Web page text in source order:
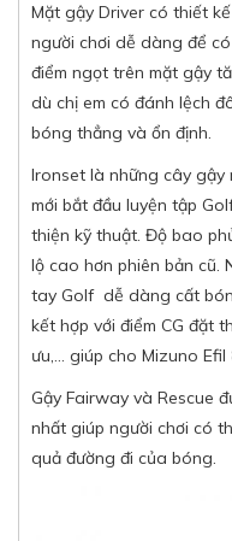
Mặt gậy Driver có thiết
người chơi dễ dàng để
điểm ngọt trên mặt gậy
dù chị em có đánh lệch
bóng thẳng và ổn định.
Ironset là những cây gậy
mới bắt đầu luyện tập
thiện kỹ thuật. Độ bao
lộ cao hơn phiên bản cũ.
tay Golf dễ dàng cất
kết hợp với điểm CG đặt
ưu,… giúp cho Mizuno
Gậy Fairway và Rescue
nhất giúp người chơi có
quả đường đi của bóng.